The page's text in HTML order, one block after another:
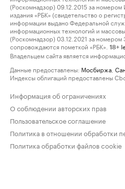
(Роскомнадзор) 09.12.2015 за
издания «РБК» (свидетельство о
информации выдано Федеральной
информационных технологий и
(Роскомнадзор) 03.12.2021 за
сопровождаются пометкой «РБК».
18+
Владельцем сайта является
Данные предоставлены: Мосбиржа
Индексы облигаций предоставлены
Информация об ограничениях
О соблюдении авторских прав
Пользовательское соглашение
Политика в отношении обработки
Политика обработки файлов cookie